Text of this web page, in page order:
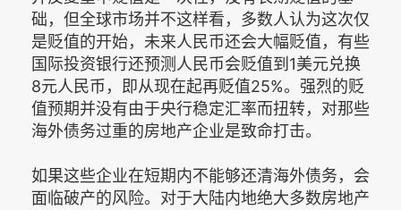
础，但全球市场并不这样看，多数人认为这次仅
是贬值的开始，未来人民币还会大幅贬值，有些
国际投资银行还预测人民币会贬值到1美元兑换
8元人民币，即从现在起再贬值25%。强烈的贬
值预期并没有由于央行稳定汇率而扭转，对那些
海外债务过重的房地产企业是致命打击。
如果这些企业在短期内不能够还清海外债务，会
面临破产的风险。对于大陆内地绝大多数房地产